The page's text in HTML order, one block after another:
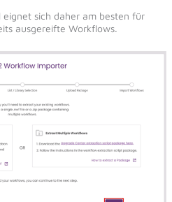
eignet sich daher am besten für
ausgereifte Workflows.